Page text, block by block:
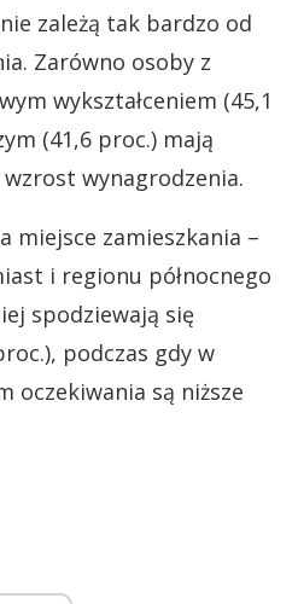
zależą tak bardzo od
Zarówno osoby z
wykształceniem (45,1
(41,6 proc.) mają
wynagrodzenia.
miejsce zamieszkania –
i regionu północnego
spodziewają się
podczas gdy w
oczekiwania są niższe